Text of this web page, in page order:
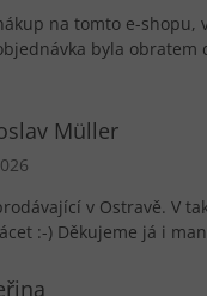
na tomto e-shopu,
byla obratem
Müller
obchodu je 5 z 5
v Ostravě. V
:-) Děkujeme já i